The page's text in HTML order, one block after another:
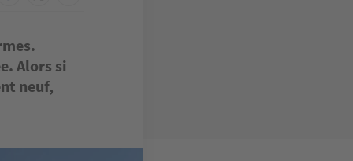
Alors si
neuf,